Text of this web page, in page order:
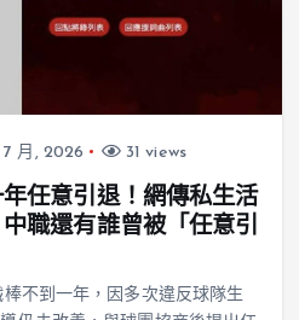
7 月, 2026 31 views
任意引退！網傳私生活
職還有誰曾被「任意引
不到一年，因多次違反球隊生